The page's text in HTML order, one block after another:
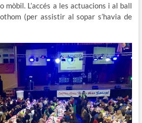
mòbil. L’accés a les actuacions i al ball
(per assistir al sopar s’havia de